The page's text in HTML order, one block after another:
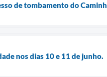
de tombamento do
nos dias 10 e 11 de junho.